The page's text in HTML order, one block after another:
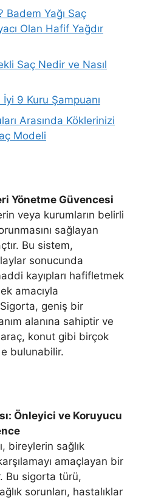
Badem Yağı Saç
Olan Hafif Yağdır
Saç Nedir ve Nasıl
İyi 9 Kuru Şampuanı
Arasında Köklerinizi
Modeli
Yönetme Güvencesi
veya kurumların belirli
sağlayan
Bu sistem,
sonucunda
kayıpları hafifletmek
amacıyla
Sigorta, geniş bir
alanına sahiptir ve
konut gibi birçok
bulunabilir.
Önleyici ve Koruyucu
bireylerin sağlık
amaçlayan bir
Bu sigorta türü,
sorunları, hastalıklar